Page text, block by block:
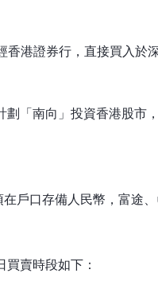
香港證券行，直接買入於
「南向」投資香港股市
戶口存備人民幣，富途
賣時段如下：